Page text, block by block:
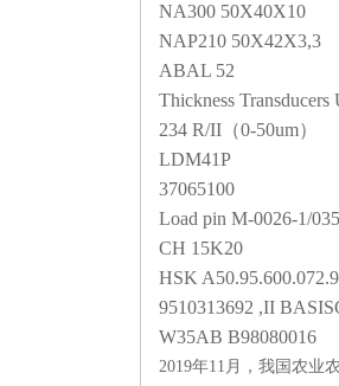
NA300 50X40X10
NAP210 50X42X3,3
ABAL 52
Thickness Transducers
234 R/II （0-50um）
LDM41P
37065100
Load pin M-0026-1/
CH 15K20
HSK
9510313692 ,II
W35AB B98080016
2019年11月，我国农业